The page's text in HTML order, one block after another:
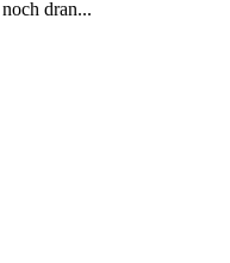
dran...